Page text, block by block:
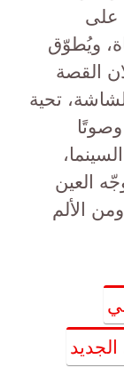
على
ويُطوّق
القصة
تحية
العين
الألم